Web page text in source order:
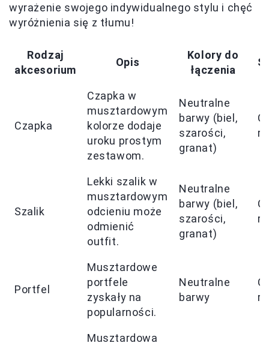
wyrażenie swojego indywidualnego stylu i chęć
wyróżnienia się z tłumu!
Rodzaj
akcesorium
Opis
Kolory do
łączenia
Czapka
Czapka w
musztardowym
kolorze dodaje
uroku prostym
zestawom.
Neutralne
barwy (biel,
szarości,
granat)
Szalik
Lekki szalik w
musztardowym
odcieniu może
odmienić
outfit.
Neutralne
barwy (biel,
szarości,
granat)
Portfel
Musztardowe
portfele
zyskały na
popularności.
Neutralne
barwy
Musztardowa